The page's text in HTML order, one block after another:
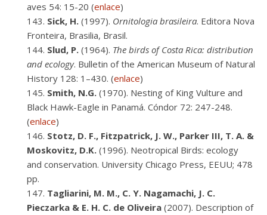
aves 54: 15-20 (enlace)
Sick, H. (1997). Ornitologia brasileira. Editora Nova
Fronteira, Brasilia, Brasil.
Slud, P. (1964). The birds of Costa Rica: distribution
and ecology. Bulletin of the American Museum of Natural
History 128: 1–430. (enlace)
Smith, N.G. (1970). Nesting of King Vulture and
Black Hawk-Eagle in Panamá. Cóndor 72: 247-248.
(enlace)
Stotz, D. F., Fitzpatrick, J. W., Parker III, T. A. &
Moskovitz, D.K. (1996). Neotropical Birds: ecology
and conservation. University Chicago Press, EEUU; 478
pp.
Tagliarini, M. M., C. Y. Nagamachi, J. C.
Pieczarka & E. H. C. de Oliveira (2007). Description of